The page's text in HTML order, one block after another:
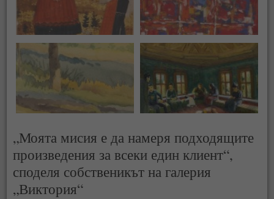
„Моята мисия е да намеря подходящите
произведения за всеки един клиент“,
споделя собственикът на галерия
„Виктория“